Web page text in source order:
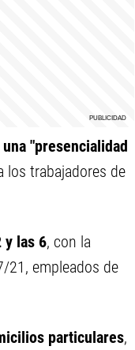
"presencialidad
los trabajadores de
y las 6, con la
21, empleados de
particulares,